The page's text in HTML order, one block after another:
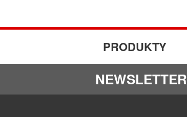
PRODUKTY
NEWSLETTER